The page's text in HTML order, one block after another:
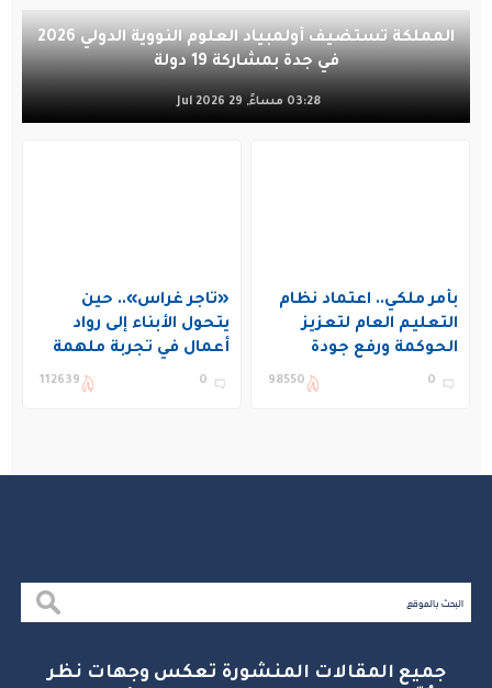
المملكة تستضيف أولمبياد العلوم النووية الدولي 2026
في جدة بمشاركة 19 دولة
03:28 مساءً, 29 Jul 2026
بأمر ملكي.. اعتماد نظام
التعليم العام لتعزيز
الحوكمة ورفع جودة
التعليم في المملكة
0
98550
«تاجر غراس».. حين
يتحول الأبناء إلى رواد
أعمال في تجربة ملهمة
بنادي غراس الصيفي
0
112639
جميع المقالات المنشورة تعكس وجهات نظر